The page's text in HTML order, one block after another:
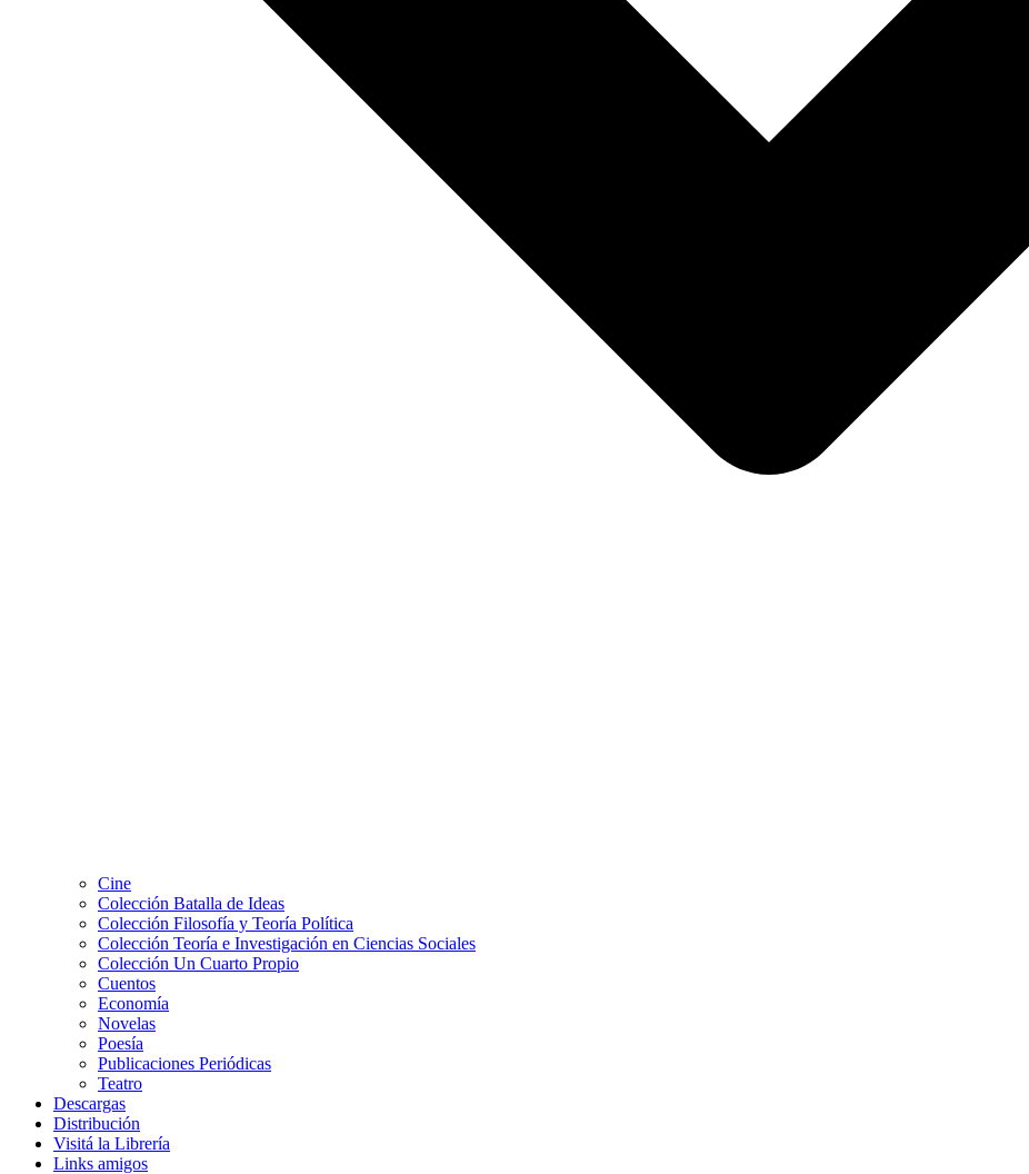
Cine
Colección Batalla de Ideas
Colección Filosofía y Teoría Política
Colección Teoría e Investigación en Ciencias Sociales
Colección Un Cuarto Propio
Cuentos
Economía
Novelas
Poesía
Publicaciones Periódicas
Teatro
Descargas
Distribución
Visitá la Librería
Links amigos